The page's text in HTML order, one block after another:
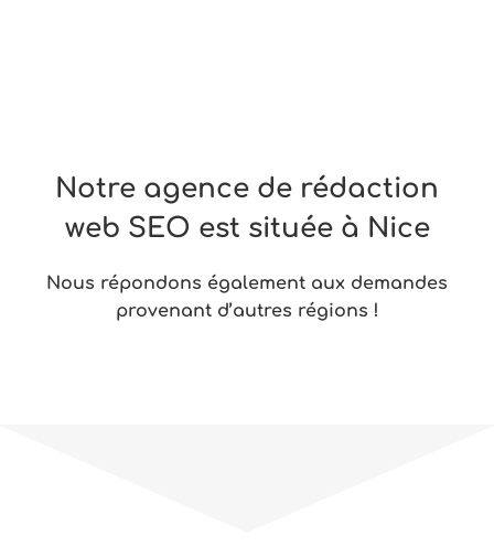
Notre agence de rédaction
web SEO est située à Nice
Nous répondons également aux demandes
provenant d’autres régions !